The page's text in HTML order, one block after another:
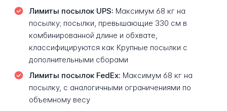
Лимиты посылок UPS: Максимум 68 кг на
посылку; посылки, превышающие 330 см в
комбинированной длине и обхвате,
классифицируются как Крупные посылки с
дополнительными сборами
Лимиты посылок FedEx: Максимум 68 кг на
посылку, с аналогичными ограничениями по
объемному весу